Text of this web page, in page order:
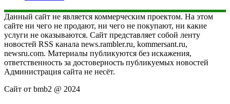
Данный сайт не является коммерческим проектом. На этом
сайте ни чего не продают, ни чего не покупают, ни какие
услуги не оказываются. Сайт представляет собой ленту
новостей RSS канала news.rambler.ru, kommersant.ru,
newsru.com. Материалы публикуются без искажения,
ответственность за достоверность публикуемых новостей
Администрация сайта не несёт.
Сайт от bmb2 @ 2024